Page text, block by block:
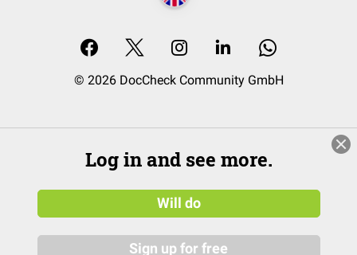
© 2026 DocCheck Community GmbH
Log in and see more.
Will do
Sign up for free